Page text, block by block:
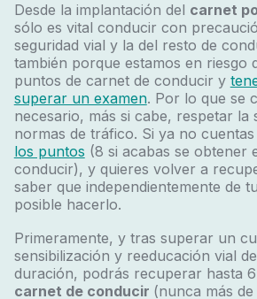
Desde la implantación del carnet
sólo es vital conducir con
seguridad vial y la del resto de
también porque estamos en riesgo
puntos de carnet de conducir y
superar un examen. Por lo que se
necesario, más si cabe, respetar la
normas de tráfico. Si ya no
los puntos (8 si acabas se obtener
conducir), y quieres volver a
saber que independientemente de
posible hacerlo.
Primeramente, y tras superar un
sensibilización y reeducación vial
duración, podrás recuperar hasta
carnet de conducir (nunca más